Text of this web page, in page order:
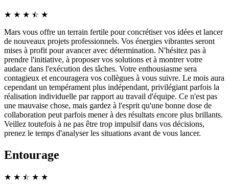
★ ★ ★ ☆
★ ★
Mars vous offre un terrain fertile pour concrétiser vos idées et lancer
de nouveaux projets professionnels. Vos énergies vibrantes seront
mises à profit pour avancer avec détermination. N'hésitez pas à
prendre l'initiative, à proposer vos solutions et à montrer votre
audace dans l'exécution des tâches. Votre enthousiasme sera
contagieux et encouragera vos collègues à vous suivre. Le mois aura
cependant un tempérament plus indépendant, privilégiant parfois la
réalisation individuelle par rapport au travail d'équipe. Ce n'est pas
une mauvaise chose, mais gardez à l'esprit qu'une bonne dose de
collaboration peut parfois mener à des résultats encore plus brillants.
Veillez toutefois à ne pas être trop impulsif dans vos décisions,
prenez le temps d'analyser les situations avant de vous lancer.
Entourage
★ ★ ☆
★ ★ ★